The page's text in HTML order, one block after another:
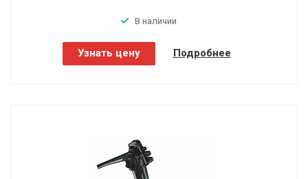
В наличии
Узнать цену Подробнее